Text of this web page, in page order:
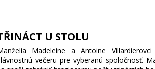
U STOLU
Madeleine a Antoine
večeru pre vyberanú spoločnosť.